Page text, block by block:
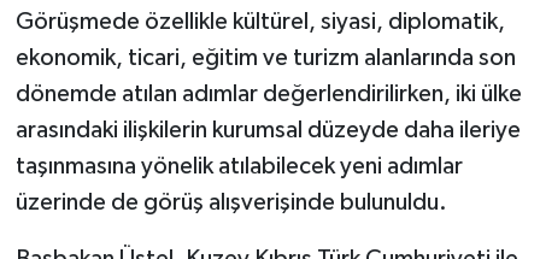
Görüşmede özellikle kültürel, siyasi, diplomatik,
ekonomik, ticari, eğitim ve turizm alanlarında son
dönemde atılan adımlar değerlendirilirken, iki ülke
arasındaki ilişkilerin kurumsal düzeyde daha ileriye
taşınmasına yönelik atılabilecek yeni adımlar
üzerinde de görüş alışverişinde bulunuldu.